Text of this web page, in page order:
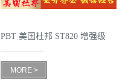
PBT 美国杜邦 ST820 增强级
高抗冲 抗紫外线 电动工具
MORE >